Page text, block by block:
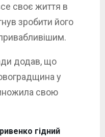
своє життя в
зробити його
додав, що
у
свою
гідний